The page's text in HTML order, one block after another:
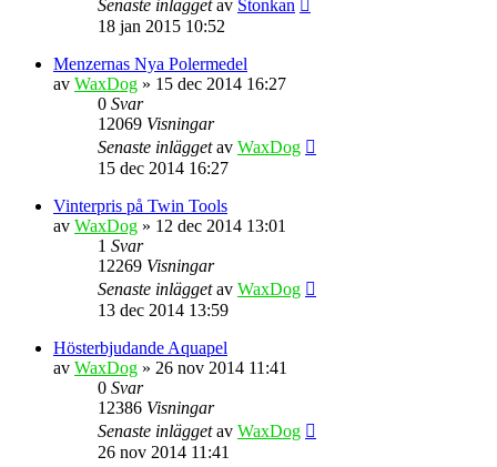
Senaste inläggetav Stonkan
18 jan 2015 10:52
Menzernas Nya Polermedel
av WaxDog » 15 dec 2014 16:27
0 Svar
12069 Visningar
Senaste inläggetav WaxDog
15 dec 2014 16:27
Vinterpris på Twin Tools
av WaxDog » 12 dec 2014 13:01
1 Svar
12269 Visningar
Senaste inläggetav WaxDog
13 dec 2014 13:59
Hösterbjudande Aquapel
av WaxDog » 26 nov 2014 11:41
0 Svar
12386 Visningar
Senaste inläggetav WaxDog
26 nov 2014 11:41